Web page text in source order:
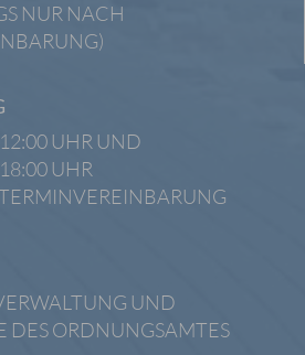
NUR NACH
UHR UND
UHR
UND
DES ORDNUNGSAMTES